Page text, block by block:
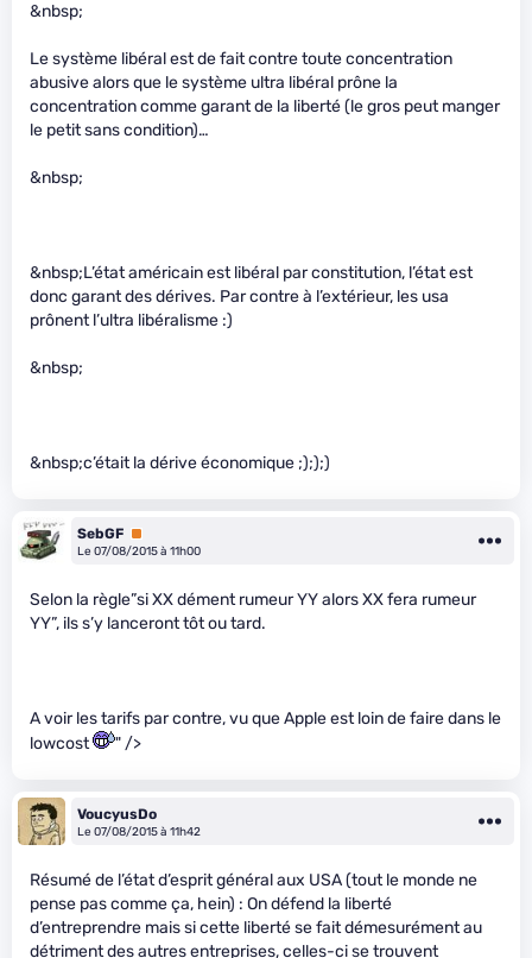
&nbsp;
Le système libéral est de fait contre toute concentration
abusive alors que le système ultra libéral prône la
concentration comme garant de la liberté (le gros peut manger
le petit sans condition)…
&nbsp;
&nbsp;L’état américain est libéral par constitution, l’état est
donc garant des dérives. Par contre à l’extérieur, les usa
prônent l’ultra libéralisme :)
&nbsp;
&nbsp;c’était la dérive économique ;););)
SebGF Premium
Le 07/08/2015 à 11h00
Selon la règle”si XX dément rumeur YY alors XX fera rumeur
YY”, ils s’y lanceront tôt ou tard.
A voir les tarifs par contre, vu que Apple est loin de faire dans le
lowcost
" />
VoucyusDo
Le 07/08/2015 à 11h42
Résumé de l’état d’esprit général aux USA (tout le monde ne
pense pas comme ça, hein) : On défend la liberté
d’entreprendre mais si cette liberté se fait démesurément au
détriment des autres entreprises, celles-ci se trouvent